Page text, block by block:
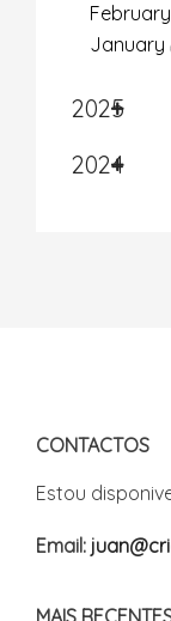
February
January
2025
2024
CONTACTOS
Estou
Email: